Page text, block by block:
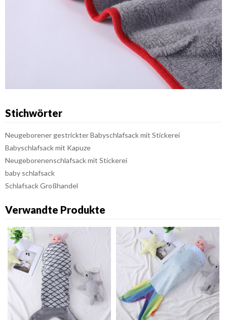
Stichwörter
Neugeborener gestrickter Babyschlafsack mit Stickerei
Babyschlafsack mit Kapuze
Neugeborenenschlafsack mit Stickerei
baby schlafsack
Schlafsack Großhandel
Verwandte Produkte